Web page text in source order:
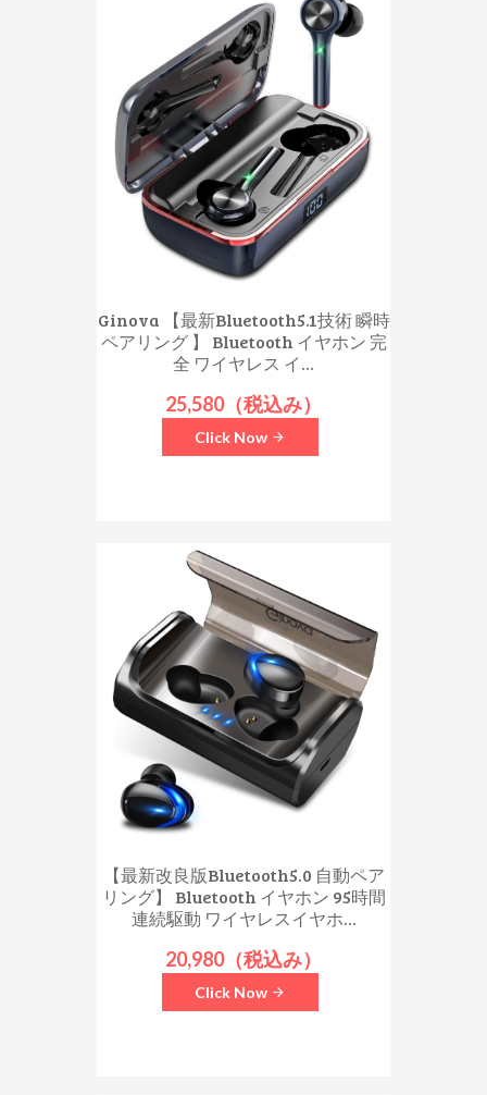
Ginova 【最新Bluetooth5.1技術 瞬時
ペアリング 】 Bluetooth イヤホン 完
全 ワイヤレス イ...
25,580（税込み）
Click Now
【最新改良版Bluetooth5.0 自動ペア
リング】 Bluetooth イヤホン 95時間
連続駆動 ワイヤレスイヤホ...
20,980（税込み）
Click Now